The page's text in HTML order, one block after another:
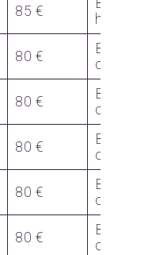
85 €
Bon
head
80 €
Bon
couleur
80 €
Bon
couleur
80 €
Bon
couleur
80 €
Bon
couleur
80 €
Bon
couleur